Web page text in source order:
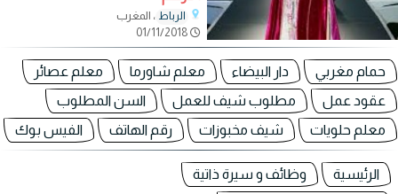
الرباط ، المغرب
حمام مغربي دار البيضاء معلم شاورما
معلم عصائر
عقود عمل
مطلوب شيف للعمل
السن المطلوب
معلم حلويات
شيف مخبوزات رقم الهاتف الفيس بوك
الرئيسية
وظائف و سيرة ذاتية